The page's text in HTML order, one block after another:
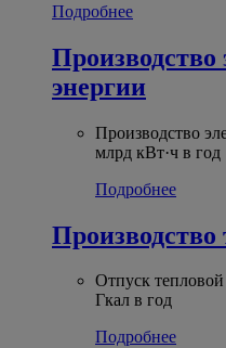
Подробнее
Производство
энергии
Производство
млрд кВт·ч в год
Подробнее
Производство
Отпуск тепловой
Гкал в год
Подробнее